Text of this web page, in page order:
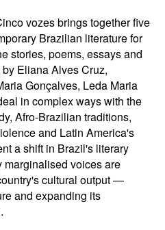
vozes brings together five
Brazilian literature for
stories, poems, essays and
Eliana Alves Cruz,
Gonçalves, Leda Maria
in complex ways with the
Afro-Brazilian traditions,
and Latin America's
a shift in Brazil's literary
voices are
cultural output —
and expanding its